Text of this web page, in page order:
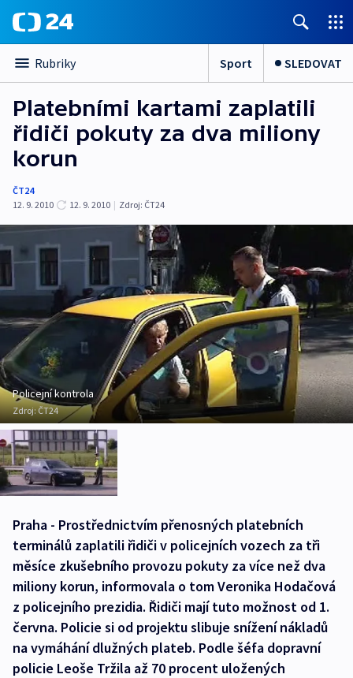
Rubriky Sport SLEDOVAT
Platebními kartami zaplatili
řidiči pokuty za dva miliony
korun
ČT24
12. 9. 2010
12. 9. 2010 | Zdroj: ČT24
Policejní kontrola
Zdroj:ČT24
Praha - Prostřednictvím přenosných platebních
terminálů zaplatili řidiči v policejních vozech za tři
měsíce zkušebního provozu pokuty za více než dva
miliony korun, informovala o tom Veronika Hodačová
z policejního prezidia. Řidiči mají tuto možnost od 1.
června. Policie si od projektu slibuje snížení nákladů
na vymáhání dlužných plateb. Podle šéfa dopravní
policie Leoše Tržila až 70 procent uložených